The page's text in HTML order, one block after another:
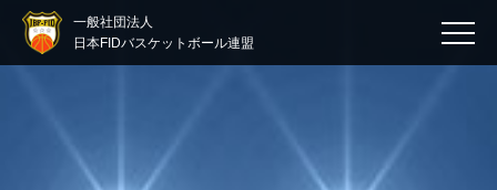
一般社団法人
日本FIDバスケットボール連盟